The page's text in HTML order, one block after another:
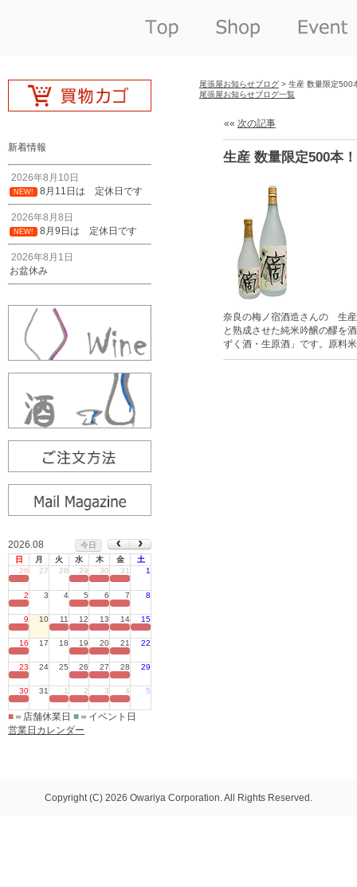
新着情報
2026年8月10日
NEW! 8月11日は 定休日です
2026年8月8日
NEW! 8月9日は 定休日です
2026年8月1日
お盆休み
2026.08
今日
日
月 火 水 木 金
土
26
27 28 29 30 31 1
2 3 4 5 6 7 8
9 10 11 12 13 14 15
16 17 18 19 20 21 22
23 24 25 26 27 28 29
30 31 1 2 3 4 5
■ ＝店舗休業日 ■ ＝イベント日
営業日カレンダー
尾張屋お知らせブログ > 生産 数量限定
尾張屋お知らせブログ一覧
«« 次の記事
生産 数量限定500
奈良の梅ノ宿酒造さんの 生
と熟成させた純米吟醸の醪を
ずく酒・生原酒」です。原
Copyright (C) 2026 Owariya Corporation. All Rights Reserved.